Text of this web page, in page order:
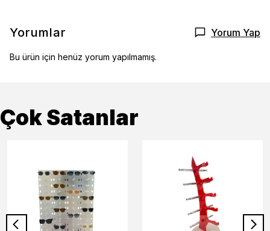
Yorumlar Yorum Yap
Bu ürün için henüz yorum yapılmamış.
Çok Satanlar